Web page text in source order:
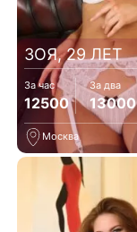
ЗОЯ, 29 ЛЕТ
За час
12500
За два
13000
Москва